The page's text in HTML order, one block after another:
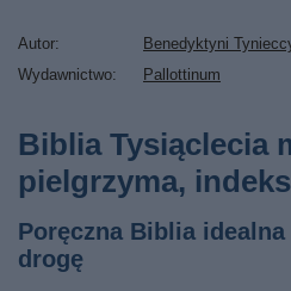
Autor
Benedyktyni
Wydawnictwo
Pallottinum
Biblia Tysiąclecia
pielgrzyma,
Poręczna Biblia
drogę